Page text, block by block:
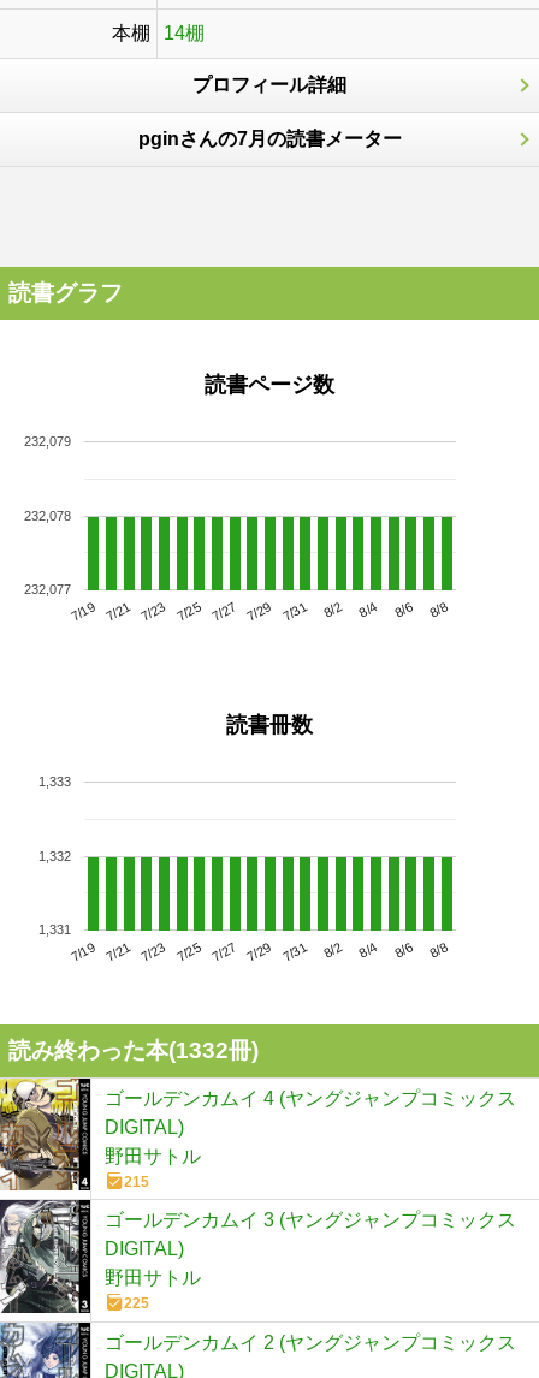
本棚 14棚
プロフィール詳細
pginさんの7月の読書メーター
読書グラフ
読書ページ数
7/19 7/21 7/23 7/25 7/27 7/29 7/31 8/2 8/4 8/6 8/8
232,077
232,078
232,079
読書冊数
7/19 7/21 7/23 7/25 7/27 7/29 7/31 8/2 8/4 8/6 8/8
1,331
1,332
1,333
読み終わった本(1332冊)
ゴールデンカムイ 4 (ヤングジャンプコミックス
DIGITAL)
野田サトル
215
ゴールデンカムイ 3 (ヤングジャンプコミックス
DIGITAL)
野田サトル
225
ゴールデンカムイ 2 (ヤングジャンプコミックス
DIGITAL)